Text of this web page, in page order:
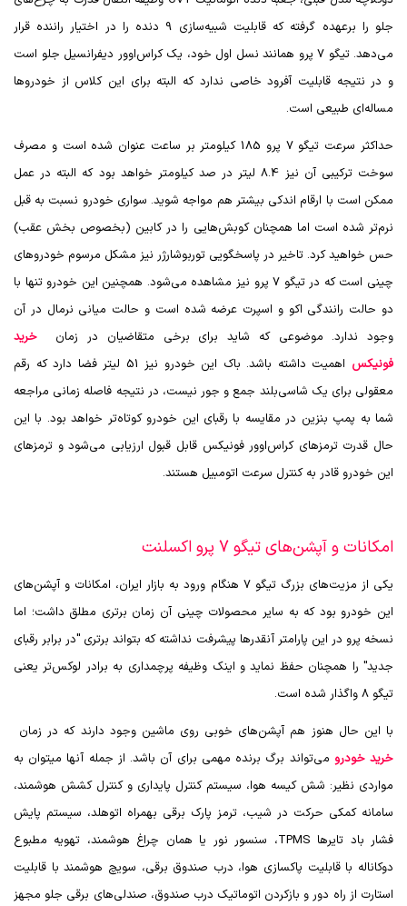
جلو را برعهده گرفته که قابلیت شبیه‌سازی 9 دنده را در اختیار راننده قرار
می‌دهد. تیگو 7 پرو همانند نسل اول خود، یک کراس‌اوور دیفرانسیل جلو است
و در نتیجه قابلیت آفرود خاصی ندارد که البته برای این کلاس از خودروها
مساله‌ای طبیعی است.
حداکثر سرعت تیگو 7 پرو 185 کیلومتر بر ساعت عنوان شده است و مصرف
سوخت ترکیبی آن نیز 8.4 لیتر در صد کیلومتر خواهد بود که البته در عمل
ممکن است با ارقام اندکی بیشتر هم مواجه شوید. سواری خودرو نسبت به قبل
نرم‌تر شده است اما همچنان کوبش‌هایی را در کابین (بخصوص بخش عقب)
حس خواهید کرد. تاخیر در پاسخگویی توربوشارژر نیز مشکل مرسوم خودروهای
چینی است که در تیگو 7 پرو نیز مشاهده می‌شود. همچنین این خودرو تنها با
دو حالت رانندگی اکو و اسپرت عرضه شده است و حالت میانی نرمال در آن
وجود ندارد. موضوعی که شاید برای برخی متقاضیان در زمان
خرید
فونیکس
اهمیت داشته باشد. باک این خودرو نیز 51 لیتر فضا دارد که رقم
معقولی برای یک شاسی‌بلند جمع و جور نیست، در نتیجه فاصله زمانی مراجعه
شما به پمپ بنزین در مقایسه با رقبای این خودرو کوتاه‌تر خواهد بود. با این
حال قدرت ترمزهای کراس‌اوور فونیکس قابل قبول ارزیابی می‌شود و ترمزهای
این خودرو قادر به کنترل سرعت اتومبیل هستند.
امکانات و آپشن‌های تیگو 7 پرو اکسلنت
یکی از مزیت‌های بزرگ تیگو 7 هنگام ورود به بازار ایران، امکانات و آپشن‌های
این خودرو بود که به سایر محصولات چینی آن زمان برتری مطلق داشت؛ اما
نسخه پرو در این پارامتر آنقدرها پیشرفت نداشته که بتواند برتری "در برابر رقبای
جدید" را همچنان حفظ نماید و اینک وظیفه پرچمداری به برادر لوکس‌تر یعنی
تیگو 8 واگذار شده است.
با این حال هنوز هم آپشن‌های خوبی روی ماشین وجود دارند که در زمان
خرید خودرو می‌تواند برگ برنده مهمی برای آن باشد. از جمله آنها میتوان به
مواردی نظیر: شش کیسه هوا، سیستم کنترل پایداری و کنترل کشش هوشمند،
سامانه کمکی حرکت در شیب، ترمز پارک برقی بهمراه اتوهلد، سیستم پایش
فشار باد تایرها TPMS، سنسور نور یا همان چراغ هوشمند، تهویه مطبوع
دوکاناله با قابلیت پاکسازی هوا، درب صندوق برقی، سویچ هوشمند با قابلیت
استارت از راه دور و بازکردن اتوماتیک درب صندوق، صندلی‌های برقی جلو مجهز